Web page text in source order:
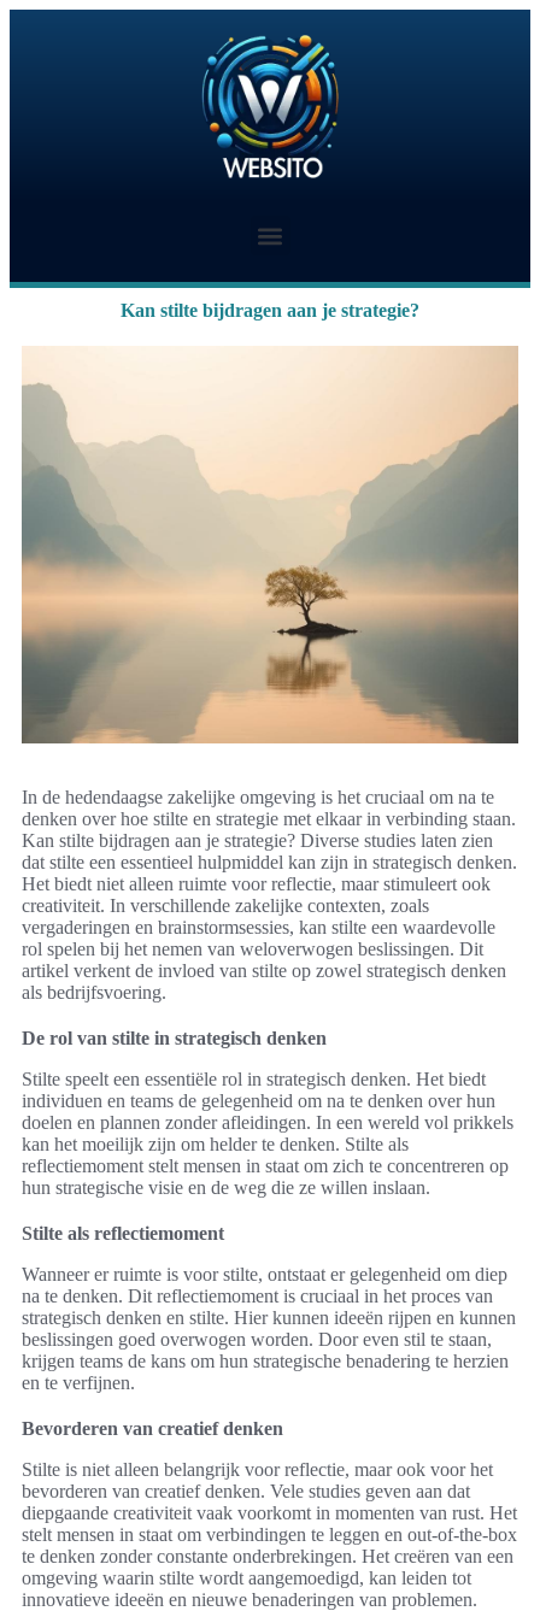
Kan stilte bijdragen aan je strategie?
In de hedendaagse zakelijke omgeving is het cruciaal om na te
denken over hoe stilte en strategie met elkaar in verbinding staan.
Kan stilte bijdragen aan je strategie? Diverse studies laten zien
dat stilte een essentieel hulpmiddel kan zijn in strategisch denken.
Het biedt niet alleen ruimte voor reflectie, maar stimuleert ook
creativiteit. In verschillende zakelijke contexten, zoals
vergaderingen en brainstormsessies, kan stilte een waardevolle
rol spelen bij het nemen van weloverwogen beslissingen. Dit
artikel verkent de invloed van stilte op zowel strategisch denken
als bedrijfsvoering.
De rol van stilte in strategisch denken
Stilte speelt een essentiële rol in strategisch denken. Het biedt
individuen en teams de gelegenheid om na te denken over hun
doelen en plannen zonder afleidingen. In een wereld vol prikkels
kan het moeilijk zijn om helder te denken. Stilte als
reflectiemoment stelt mensen in staat om zich te concentreren op
hun strategische visie en de weg die ze willen inslaan.
Stilte als reflectiemoment
Wanneer er ruimte is voor stilte, ontstaat er gelegenheid om diep
na te denken. Dit reflectiemoment is cruciaal in het proces van
strategisch denken en stilte. Hier kunnen ideeën rijpen en kunnen
beslissingen goed overwogen worden. Door even stil te staan,
krijgen teams de kans om hun strategische benadering te herzien
en te verfijnen.
Bevorderen van creatief denken
Stilte is niet alleen belangrijk voor reflectie, maar ook voor het
bevorderen van creatief denken. Vele studies geven aan dat
diepgaande creativiteit vaak voorkomt in momenten van rust. Het
stelt mensen in staat om verbindingen te leggen en out-of-the-box
te denken zonder constante onderbrekingen. Het creëren van een
omgeving waarin stilte wordt aangemoedigd, kan leiden tot
innovatieve ideeën en nieuwe benaderingen van problemen.